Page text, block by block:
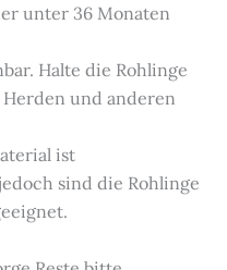
unter 36 Monaten
Halte die Rohlinge
und anderen
ist
sind die Rohlinge